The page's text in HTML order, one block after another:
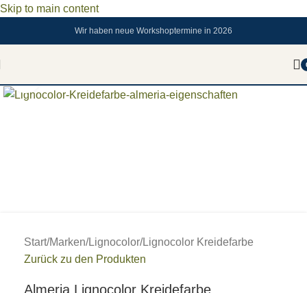
Skip to main content
Wir haben neue Workshoptermine in 2026
Start/Marken/Lignocolor/Lignocolor Kreidefarbe
Zurück zu den Produkten
Almeria Lignocolor Kreidefarbe